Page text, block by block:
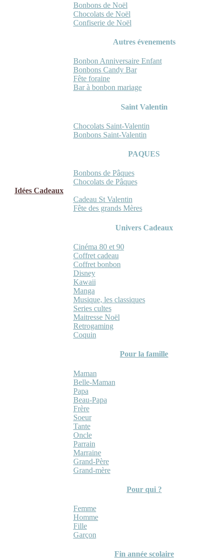
Bonbons de Noël
Chocolats de Noël
Confiserie de Noël
Autres évenements
Bonbon Anniversaire Enfant
Bonbons Candy Bar
Fête foraine
Bar à bonbon mariage
Saint Valentin
Chocolats Saint-Valentin
Bonbons Saint-Valentin
PAQUES
Bonbons de Pâques
Chocolats de Pâques
Idées Cadeaux
Cadeau St Valentin
Fête des grands Mères
Univers Cadeaux
Cinéma 80 et 90
Coffret cadeau
Coffret bonbon
Disney
Kawaii
Manga
Musique, les classiques
Series cultes
Maitresse Noël
Retrogaming
Coquin
Pour la famille
Maman
Belle-Maman
Papa
Beau-Papa
Frère
Soeur
Tante
Oncle
Parrain
Marraine
Grand-Père
Grand-mère
Pour qui ?
Femme
Homme
Fille
Garçon
Fin année scolaire